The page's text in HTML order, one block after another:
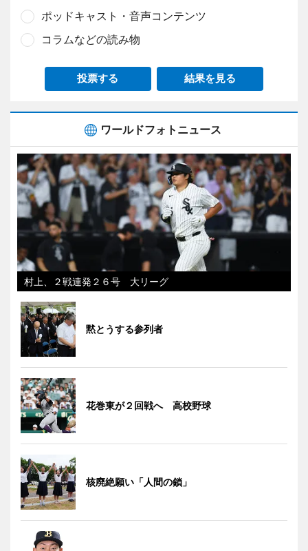
ポッドキャスト・音声コンテンツ
コラムなどの読み物
投票する 結果を見る
ワールドフォトニュース
村上、２戦連発２６号 大リーグ
黙とうする参列者
花巻東が２回戦へ 高校野球
核廃絶願い「人間の鎖」